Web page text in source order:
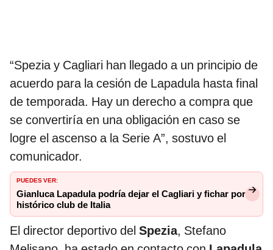
“Spezia y Cagliari han llegado a un principio de
acuerdo para la cesión de Lapadula hasta final
de temporada. Hay un derecho a compra que
se convertiría en una obligación en caso se
logre el ascenso a la Serie A”, sostuvo el
comunicador.
PUEDES VER:
Gianluca Lapadula podría dejar el Cagliari y fichar por
histórico club de Italia
El director deportivo del Spezia, Stefano